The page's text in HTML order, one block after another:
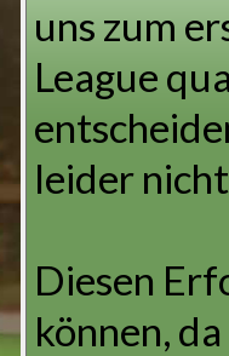
uns zum
League
leider
Diesen
können,